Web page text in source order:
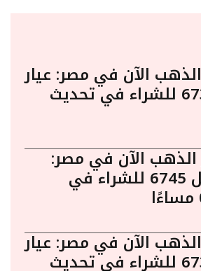
الآن في مصر: عيار
24 يسجل 6730 للشراء في تحديث
الذهب الآن في مصر:
عيار 24 يسجل 6745 للشراء في
الآن في مصر: عيار
24 يسجل 6735 للشراء في تحديث